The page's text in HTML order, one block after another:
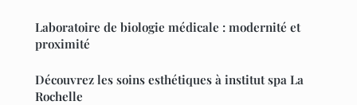
Laboratoire de biologie médicale : modernité et
proximité
Découvrez les soins esthétiques à institut spa La
Rochelle